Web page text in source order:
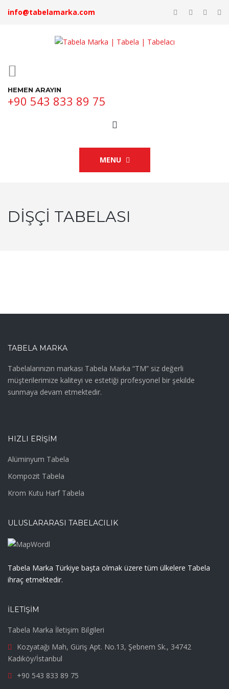
info@tabelamarka.com
HEMEN ARAYIN
+90 543 833 89 75
MENU
DIŞÇI TABELASI
TABELA MARKA
Tabelalarınızın markası Tabela Marka “TM” siz değerli
müşterilerimize kaliteyi ve estetiği profesyonel bir şekilde
sunmaya devam etmektedir.
HIZLI ERIŞIM
Alüminyum Tabela
Kompozit Tabela
Krom Kutu Harf Tabela
ULUSLARARASI TABELACILIK
Tabela Marka Türkiye başta olmak üzere tüm ülkelere Tabela
ihraç etmektedir.
İLETIŞIM
Tabela Marka İletişim Bilgileri
Kozyatağı Mah, Güriş Apt. No.13, Şebnem Sk., 34742
Kadıköy/İstanbul
+90 543 833 89 75